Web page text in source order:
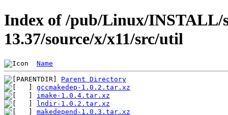
Index of /pub/Linux/INSTALL/
13.37/source/x/x11/src/util
Name
Parent Directory
gccmakedep-1.0.2.tar.xz
imake-1.0.4.tar.xz
lndir-1.0.2.tar.xz
makedepend-1.0.3.tar.xz